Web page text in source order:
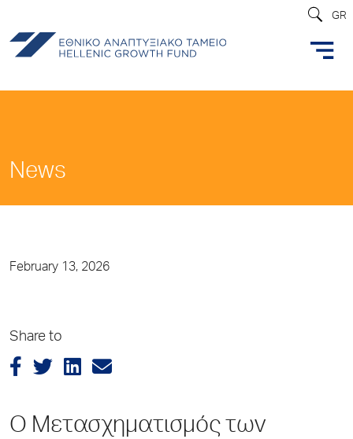
GR
News
February 13, 2026
Share to
Ο Μετασχηματισμός των